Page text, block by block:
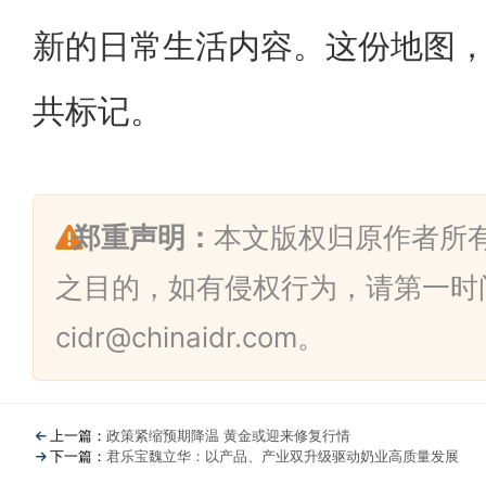
新的日常生活内容。这份地图
共标记。
郑重声明： 本文版权归原作者所
之目的，如有侵权行为，请第一
cidr@chinaidr.com。
上一篇： 政策紧缩预期降温 黄金或迎来修复行情
下一篇： 君乐宝魏立华：以产品、产业双升级驱动奶业高质量发展